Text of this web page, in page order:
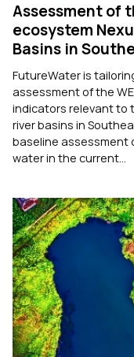
Assessment of
ecosystem
Basins in
FutureWater is
assessment of the
indicators relevant to
river basins in
baseline assessment
water in the current...